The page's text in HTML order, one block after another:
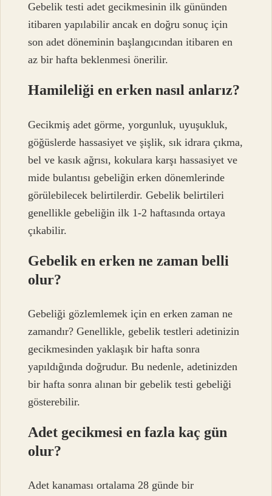
Gebelik testi adet gecikmesinin ilk gününden
itibaren yapılabilir ancak en doğru sonuç için
son adet döneminin başlangıcından itibaren en
az bir hafta beklenmesi önerilir.
Hamileliği en erken nasıl anlarız?
Gecikmiş adet görme, yorgunluk, uyuşukluk,
göğüslerde hassasiyet ve şişlik, sık idrara çıkma,
bel ve kasık ağrısı, kokulara karşı hassasiyet ve
mide bulantısı gebeliğin erken dönemlerinde
görülebilecek belirtilerdir. Gebelik belirtileri
genellikle gebeliğin ilk 1-2 haftasında ortaya
çıkabilir.
Gebelik en erken ne zaman belli
olur?
Gebeliği gözlemlemek için en erken zaman ne
zamandır? Genellikle, gebelik testleri adetinizin
gecikmesinden yaklaşık bir hafta sonra
yapıldığında doğrudur. Bu nedenle, adetinizden
bir hafta sonra alınan bir gebelik testi gebeliği
gösterebilir.
Adet gecikmesi en fazla kaç gün
olur?
Adet kanaması ortalama 28 günde bir